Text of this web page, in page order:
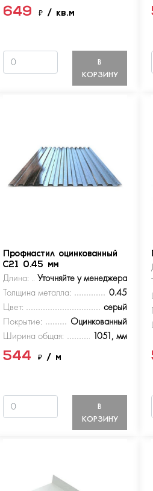
649₽/ кв.м
В
КОРЗИНУ
Профнастил оцинкованный
С21 0.45 мм
Длина:
Уточняйте у менеджера
Толщина металла:
0.45
Цвет:
серый
Покрытие:
Оцинкованный
Ширина общая:
1051, мм
544₽/ м
В
КОРЗИНУ